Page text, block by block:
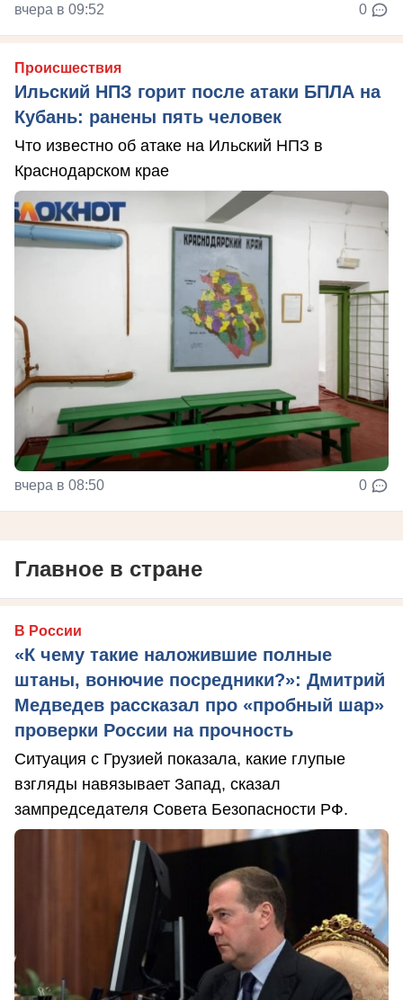
вчера в 09:52 0
Происшествия
Ильский НПЗ горит после атаки БПЛА на
Кубань: ранены пять человек
Что известно об атаке на Ильский НПЗ в
Краснодарском крае
вчера в 08:50 0
Главное в стране
В России
«К чему такие наложившие полные
штаны, вонючие посредники?»: Дмитрий
Медведев рассказал про «пробный шар»
проверки России на прочность
Ситуация с Грузией показала, какие глупые
взгляды навязывает Запад, сказал
зампредседателя Совета Безопасности РФ.